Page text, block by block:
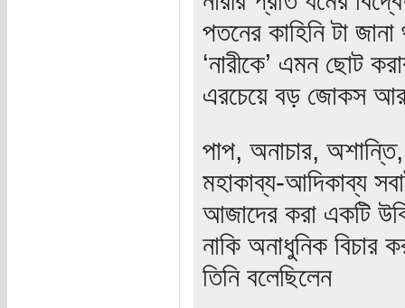
পতনের কাহিনি টা
‘নারীকে’ এমন ছোট
এরচেয়ে বড় জোকস আর
পাপ, অনাচার,
মহাকাব্য-আদিকাব্য
আজাদের করা একটি
নাকি অনাধুনিক বিচার
তিনি বলেছিলেন